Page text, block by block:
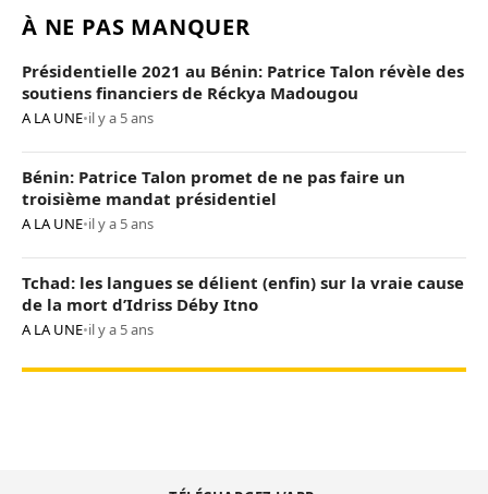
À NE PAS MANQUER
Présidentielle 2021 au Bénin: Patrice Talon révèle des
soutiens financiers de Réckya Madougou
A LA UNE•il y a 5 ans
Bénin: Patrice Talon promet de ne pas faire un
troisième mandat présidentiel
A LA UNE•il y a 5 ans
Tchad: les langues se délient (enfin) sur la vraie cause
de la mort d’Idriss Déby Itno
A LA UNE•il y a 5 ans